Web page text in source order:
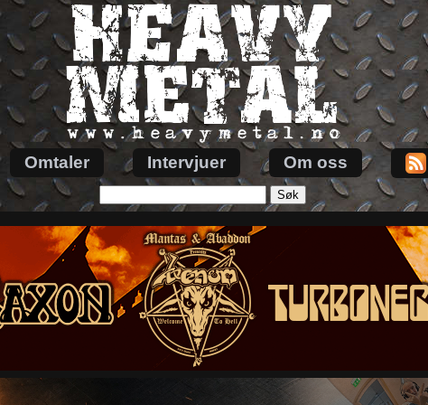
Omtaler Intervjuer Om oss
etter: